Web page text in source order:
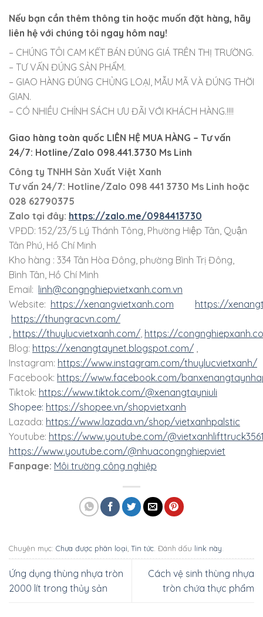
Nếu bạn cần thêm thông tin hoặc muốn đặt hàng, hãy
liên hệ với chúng tôi ngay hôm nay!
– CHÚNG TÔI CAM KẾT BÁN ĐÚNG GIÁ TRÊN THỊ TRƯỜNG.
– TƯ VẤN ĐÚNG SẢN PHẨM.
– GIAO HÀNG ĐÚNG CHỦNG LOẠI, MẪU MÃ VÀ ĐÚNG THỜI
GIAN.
– CÓ NHIỀU CHÍNH SÁCH ƯU ĐÃI VỚI KHÁCH HÀNG.!!!!
Giao hàng toàn quốc LIÊN HỆ MUA HÀNG – Tư vấn
24/7: Hotline/Zalo 098.441.3730 Ms Linh
Công ty TNHH Sản Xuất Việt Xanh
Tư vấn 24/7: Hotline/Zalo 098 441 3730 Ms Linh hoặc
028 62790375
Zalo tại đây: https://zalo.me/0984413730
VPĐD: 152/23/5 Lý Thánh Tông, Phường Hiệp Tân, Quận
Tân Phú, Hồ Chí Minh
Kho hàng : 334 Tân Hòa Đông, phường Bình Trị Đông,
Bình Tân, Hồ Chí Minh
Email: linh@congnghiepvietxanh.com.vn
Website: https://xenangvietxanh.com
https://
https://thungracvn.com/
, https://thuylucvietxanh.com/, https://
Blog: https://xenangtaynet.blogspot.com/ ,
Instagram: https://www.instagram.com/thuylucvietxanh/
Facebook: https://www.facebook.com/
Tiktok: https://www.tiktok.com/@xenangtayniuli
Shopee: https://shopee.vn/shopvietxanh
Lazada: https://www.lazada.vn/shop/vietxanhpalstic
Youtube: https://www.youtube.com/
https://www.youtube.com/@nhuacongnghiepviet
Fanpage: Môi trường công nghiệp
Chuyên mục: Chưa được phân loại Tin tức . Đánh dấu link này
Ứng dụng thùng nhựa tròn
2000 lít trong thủy sản
Cách vệ sinh thùng nhựa
tròn chứa thực phẩm